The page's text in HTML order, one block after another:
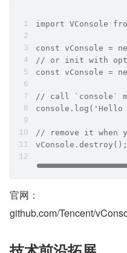
import VConsole
const vConsole =
// or init with
const vConsole =
// call `console`
// remove it when
官网：
github.com/Tencent/